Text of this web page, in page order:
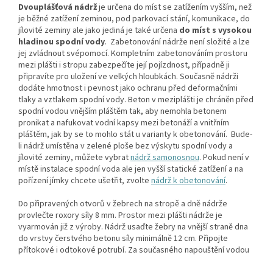
Dvouplášťová nádržje určena do míst se zatížením vyšším, než
je běžné zatížení zeminou, pod parkovací stání, komunikace, do
jílovité zeminy ale jako jediná je také určena do míst s vysokou
hladinou spodní vody. Zabetonování nádrže není složité a lze
jej zvládnout svépomocí. Kompletním zabetonováním prostoru
mezi plášti i stropu zabezpečíte její pojízdnost, případně ji
připravíte pro uložení ve velkých hloubkách. Současně nádrži
dodáte hmotnost i pevnost jako ochranu před deformačními
tlaky a vztlakem spodní vody. Beton v meziplášti je chráněn před
spodní vodou vnějším pláštěm tak, aby nemohla betonem
pronikat a nafukovat vodní kapsy mezi betonáží a vnitřním
pláštěm, jak by se to mohlo stát u varianty k obetonování. Bude-
li nádrž umístěna v zelené ploše bez výskytu spodní vody a
jílovité zeminy, můžete vybratnádrž samonosnou. Pokud není v
místě instalace spodní voda ale jen vyšší statické zatížení a na
pořízení jímky chcete ušetřit, zvolte nádrž k obetonování.
Do připravených otvorů v žebrech na stropě a dně nádrže
provlečte roxory síly 8 mm. Prostor mezi plášti nádrže je
vyarmován již z výroby. Nádrž usaďte žebry na vnější straně dna
do vrstvy čerstvého betonu síly minimálně 12 cm. Připojte
přítokové i odtokové potrubí. Za současného napouštění vodou